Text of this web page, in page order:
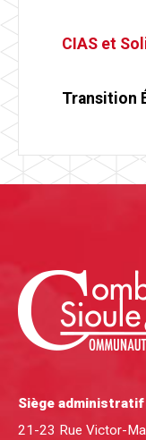
CIAS et
Transition
Siège administratif
21-23 Rue Victor-